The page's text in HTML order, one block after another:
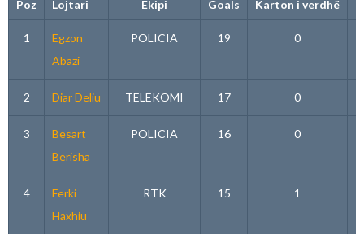
Poz Lojtari Ekipi Goals Karton i verdhë
1
Egzon
Abazi
POLICIA 19 0
2 Diar Deliu TELEKOMI 17 0
3
Besart
Berisha
POLICIA 16 0
4
Ferki
Haxhiu
RTK 15 1